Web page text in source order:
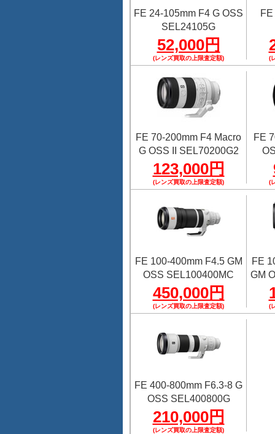
FE 24-105mm F4 G OSS
SEL24105G
52,000円
(レンズ買取の上限査定額) (
FE 70-200mm F4 Macro
G OSS II SEL70200G2
123,000円
(レンズ買取の上限査定額)
FE
(
FE 100-400mm F4.5 GM
OSS SEL100400MC
450,000円
(レンズ買取の上限査定額)
FE
GM
(
FE 400-800mm F6.3-8 G
OSS SEL400800G
210,000円
(レンズ買取の上限査定額)